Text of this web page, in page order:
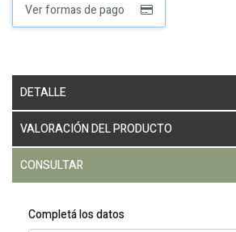
Ver formas de pago
DETALLE
VALORACIÓN DEL PRODUCTO
CONSULTAR
Completá los datos